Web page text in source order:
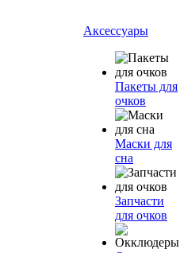
Аксессуары
Пакеты для
очков
Маски для
сна
Запчасти
для очков